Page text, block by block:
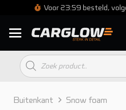
Voor 23:59 besteld,
Producten
zoeken
Buitenkant Snow foam